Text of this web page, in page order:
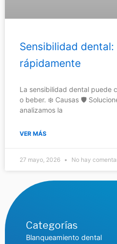
Sensibilidad
rápidamente
La sensibilidad dental puede
o beber. ❄️ Causas 🛡️
analizamos la
VER MÁS
27 mayo, 2026 No hay
Categorías
Blanqueamiento dental